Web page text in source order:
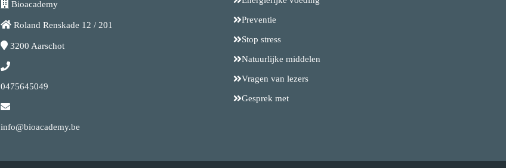
Bioacademy
Roland Renskade 12 / 201
3200 Aarschot
0475645049
info@bioacademy.be
Preventie
Stop stress
Natuurlijke middelen
Vragen van lezers
Gesprek met